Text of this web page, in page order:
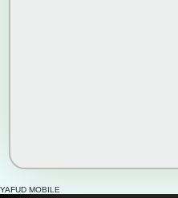
YAFUD MOBILE